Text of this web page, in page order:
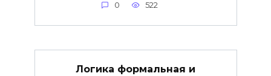
0 522
Логика формальная и